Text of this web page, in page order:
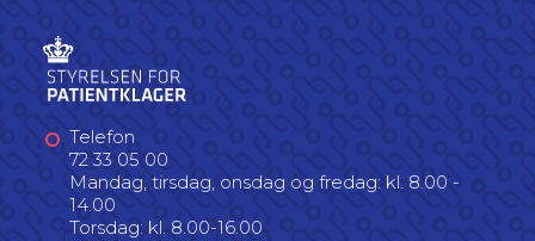
Telefon
72 33 05 00
Mandag, tirsdag, onsdag og fredag: kl. 8.00 -
14.00
Torsdag: kl. 8.00-16.00